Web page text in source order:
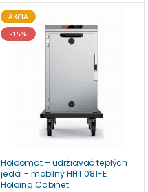
výškou 150 mm . Kapacita: Jedna zásuvka
- šuplík pre GN 1/1- max vysoké 150mm
Priečne vkladanie Rozměry mm:
660x595x310 (v) Hmotnost: 31 kg
Elektrický příkon: 0,7 kW/230V
AKCIA
-15%
Holdomat – udržiavač teplých
jedál - mobilný HHT 081-E
Holding Cabinet